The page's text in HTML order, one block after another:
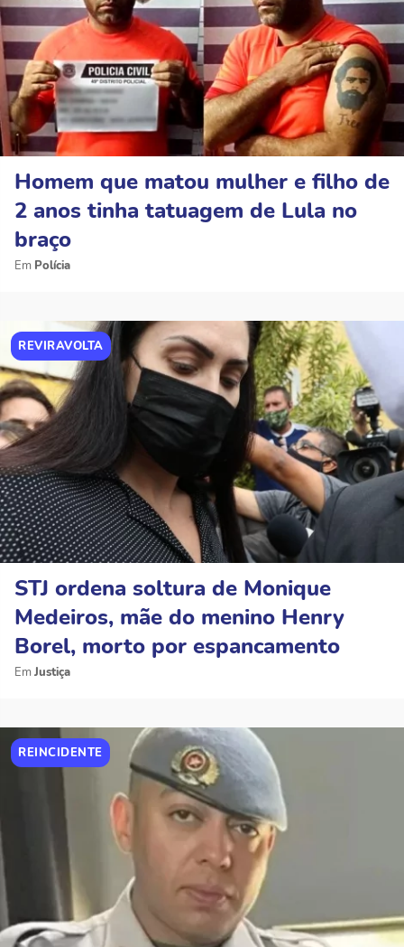
Homem que matou mulher e filho de
2 anos tinha tatuagem de Lula no
braço
Polícia
REVIRAVOLTA
STJ ordena soltura de Monique
Medeiros, mãe do menino Henry
Borel, morto por espancamento
Justiça
REINCIDENTE